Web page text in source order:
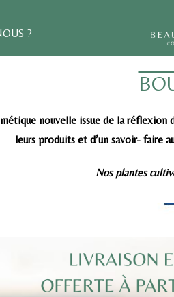
?
nouvelle issue de la
leurs produits et d’un savoir- faire
Nos plantes